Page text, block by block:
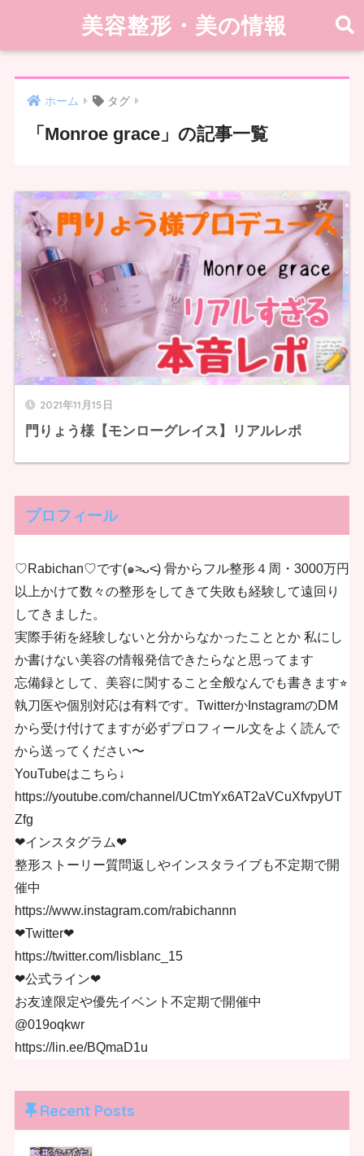
美容整形・美の情報
ホーム タグ
「Monroe grace」の記事一覧
2021年11月15日
門りょう様【モンローグレイス】リアルレポ
プロフィール
♡Rabichan♡です(๑˃̵ᴗ˂̵) 骨からフル整形４周・3000万円
以上かけて数々の整形をしてきて失敗も経験して遠回り
してきました。
実際手術を経験しないと分からなかったこととか 私にし
か書けない美容の情報発信できたらなと思ってます
忘備録として、美容に関すること全般なんでも書きます⭐︎
執刀医や個別対応は有料です。TwitterかInstagramのDM
から受け付けてますが必ずプロフィール文をよく読んで
から送ってください〜
YouTubeはこちら↓
https://youtube.com/channel/UCtmYx6AT2aVCuXfvpyUT
Zfg
❤︎インスタグラム❤︎
整形ストーリー質問返しやインスタライブも不定期で開
催中
https://www.instagram.com/rabichannn
❤︎Twitter❤︎
https://twitter.com/lisblanc_15
❤︎公式ライン❤︎
お友達限定や優先イベント不定期で開催中
@019oqkwr
https://lin.ee/BQmaD1u
Recent Posts